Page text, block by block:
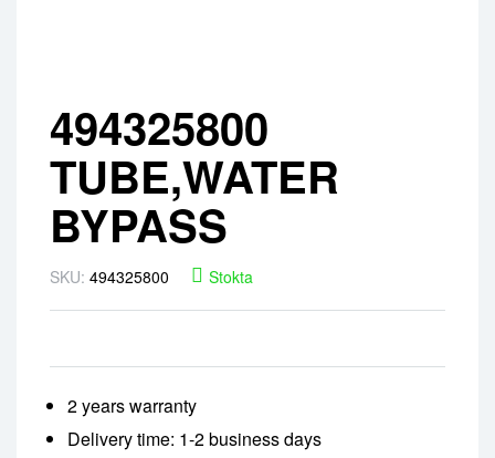
494325800
TUBE,WATER
BYPASS
SKU: 494325800 Stokta
2 years warranty
Delivery time: 1-2 business days